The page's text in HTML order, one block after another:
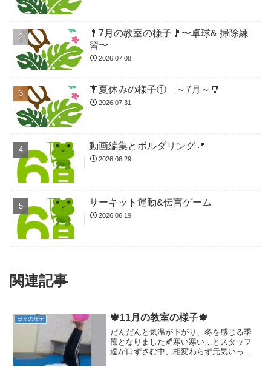
🎐7月の教室の様子🎐〜卓球& 掃除練
習〜
2026.07.08
🎐夏休みの様子① ～7月～🎐
2026.07.31
動画編集とボルダリング📍
2026.06.29
サーキット運動&伝言ゲーム
2026.06.19
関連記事
日々の様子 🍁11月の教室の様子🍁
だんだんと気温が下がり、冬を感じる季
節となりました🍂寒い寒い…とスタッフ
達が口ずさむ中、相変わらず元気いっぱ